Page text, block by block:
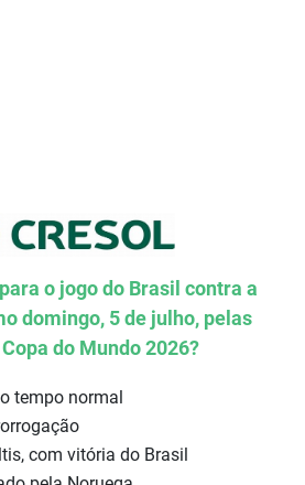
o jogo do Brasil contra a
domingo, 5 de julho, pelas
do Mundo 2026?
tempo normal
com vitória do Brasil